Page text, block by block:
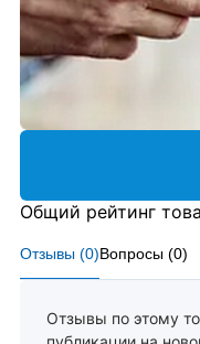
Отзывы (0)Вопросы (0)
Отзывы по этому
Общий рейтинг